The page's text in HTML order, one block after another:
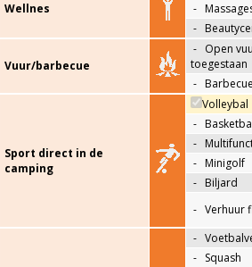
Wellnes
-
-
Vuur/barbecue
- Open
toegestaan
-
Sport direct in de
camping
Volleybal
-
-
- Minigolf
- Biljard
- Verhuur
-
- Squash